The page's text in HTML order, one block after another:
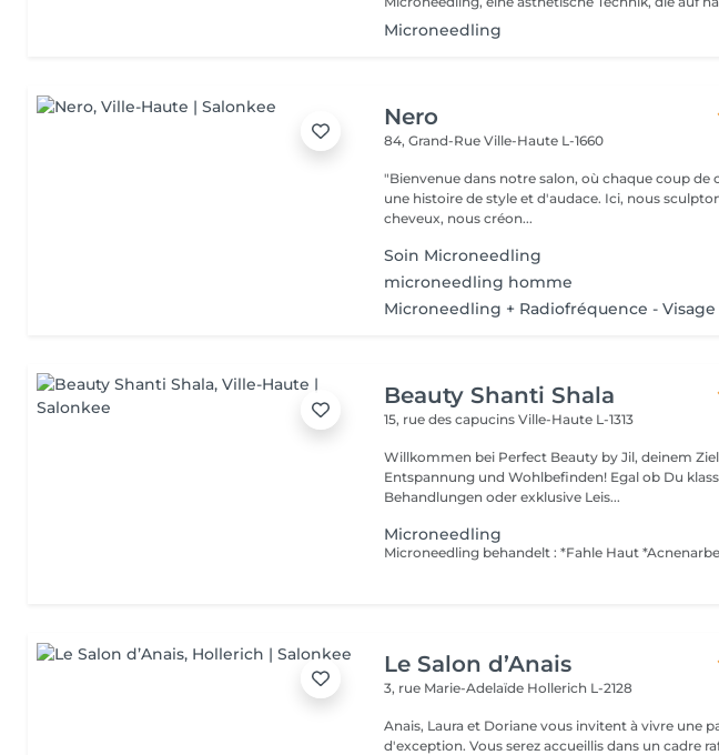
Microneedling
Nero
84, Grand-RueVille-Haute L-1660
"Bienvenue dans notre salon, où chaque coup de
une histoire de style et d'audace. Ici, nous
cheveux, nous créon...
Soin Microneedling
microneedling homme
Microneedling + Radiofréquence - Visage
Beauty Shanti Shala
15, rue des capucinsVille-Haute L-1313
Willkommen bei Perfect Beauty by Jil, deinem
Entspannung und Wohlbefinden! Egal ob Du klassische
Behandlungen oder exklusive Leis...
Microneedling
Le Salon d’Anais
3, rue Marie-Adelaïde Hollerich L-2128
Anais, Laura et Doriane vous invitent à vivre une
d'exception. Vous serez accueillis dans un cadre raffiné et feutré pour